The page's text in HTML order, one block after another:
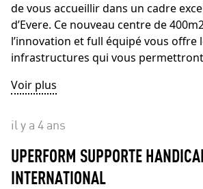
de vous accueillir dans un cadre
d’Evere. Ce nouveau centre de
l’innovation et full équipé vous offre
infrastructures qui vous
Voir plus
il y a 4 ans
UPERFORM SUPPORTE
INTERNATIONAL